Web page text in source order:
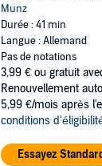
Munz
Durée : 41 min
Langue : Allemand
Pas de notations
3,99 € ou gratuit
Renouvellement
5,99 €/mois après
conditions
Essayez